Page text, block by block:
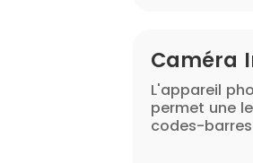
Caméra
L'appareil
permet une
codes-